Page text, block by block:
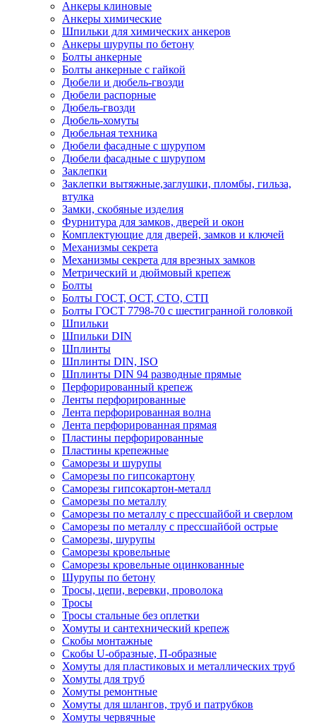
Анкеры клиновые
Анкеры химические
Шпильки для химических анкеров
Анкеры шурупы по бетону
Болты анкерные
Болты анкерные с гайкой
Дюбели и дюбель-гвозди
Дюбели распорные
Дюбель-гвозди
Дюбель-хомуты
Дюбельная техника
Дюбели фасадные с шурупом
Дюбели фасадные с шурупом
Заклепки
Заклепки вытяжные,заглушки, пломбы, гильза,
втулка
Замки, скобяные изделия
Фурнитура для замков, дверей и окон
Комплектующие для дверей, замков и ключей
Механизмы секрета
Механизмы секрета для врезных замков
Метрический и дюймовый крепеж
Болты
Болты ГОСТ, ОСТ, СТО, СТП
Болты ГОСТ 7798-70 с шестигранной головкой
Шпильки
Шпильки DIN
Шплинты
Шплинты DIN, ISO
Шплинты DIN 94 разводные прямые
Перфорированный крепеж
Ленты перфорированные
Лента перфорированная волна
Лента перфорированная прямая
Пластины перфорированные
Пластины крепежные
Саморезы и шурупы
Саморезы по гипсокартону
Саморезы гипсокартон-металл
Саморезы по металлу
Саморезы по металлу с прессшайбой и сверлом
Саморезы по металлу с прессшайбой острые
Саморезы, шурупы
Саморезы кровельные
Саморезы кровельные оцинкованные
Шурупы по бетону
Тросы, цепи, веревки, проволока
Тросы
Тросы стальные без оплетки
Хомуты и сантехнический крепеж
Скобы монтажные
Скобы U-образные, П-образные
Хомуты для пластиковых и металлических труб
Хомуты для труб
Хомуты ремонтные
Хомуты для шлангов, труб и патрубков
Хомуты червячные